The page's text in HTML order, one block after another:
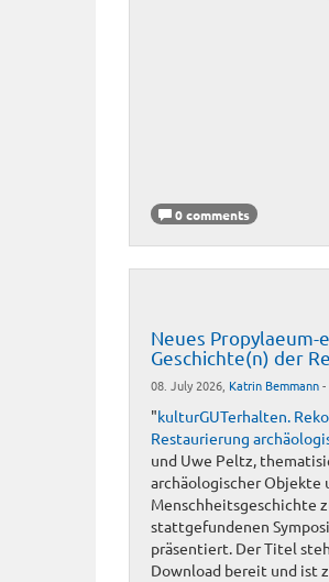
0 comments
Neues Propylaeum-
Geschichte(n) der
08. July 2026, Katrin Bemmann-
"kulturGUTerhalten.
Restaurierung
und Uwe Peltz,
archäologischer Objekte
Menschheitsgeschichte
stattgefundenen
präsentiert. Der Titel
Download bereit und ist